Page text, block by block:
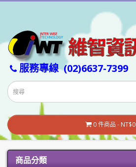
服務專線(02)6637-7399
0 件商品 - NT$0
商品分類